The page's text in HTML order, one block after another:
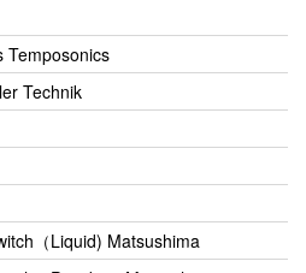
Temposonics
Technik
（Liquid) Matsushima